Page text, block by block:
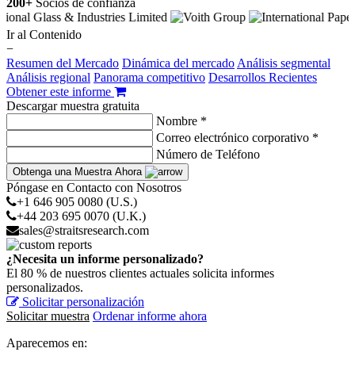
200+ Socios de confianza
Ir al Contenido
−
Resumen del Mercado Dinámica del mercado Análisis segmental
Análisis regional Panorama competitivo Desarrollos Recientes
Obtener este informe
Descargar muestra gratuita
Nombre *
Correo electrónico corporativo *
Número de Teléfono
Obtenga una Muestra Ahora
Póngase en Contacto con Nosotros
+1 646 905 0080 (U.S.)
+44 203 695 0070 (U.K.)
sales@straitsresearch.com
¿Necesita un informe personalizado?
El 80 % de nuestros clientes actuales solicita informes
personalizados.
Solicitar personalización
Solicitar muestra Ordenar informe ahora
Aparecemos en: